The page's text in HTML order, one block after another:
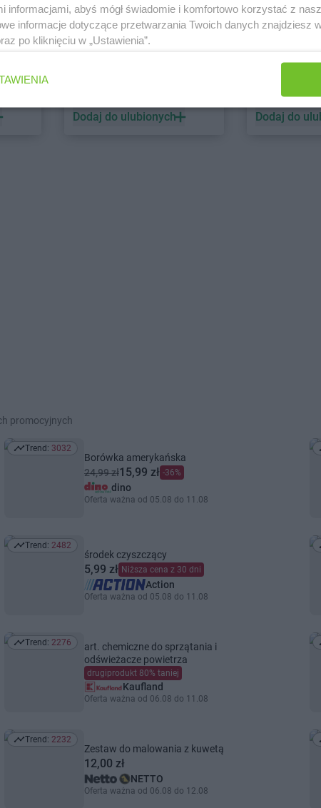
Dodaj do ulubionych
7 gazetek
Dodaj do
promocyjnych
Trend: 3032
Trend: 3032
Borówka amerykańska
24,99 zł15,99 zł -36%
dino
Oferta ważna od 05.08 do 11.08
Trend: 2482
Trend: 2482
środek czyszczący
5,99 zł Niższa cena z 30 dni
Action
Oferta ważna od 05.08 do 11.08
Trend: 2276
Trend: 2276
art. chemiczne do sprzątania i
odświeżacze powietrza
drugiprodukt 80% taniej
Kaufland
Oferta ważna od 06.08 do 11.08
Trend: 2232
Trend: 2232
Zestaw do malowania z kuwetą
12,00 zł
NETTO
Oferta ważna od 06.08 do 12.08
informacjami, abyś mógł świadomie i komfortowo korzystać z
informacje dotyczące przetwarzania Twoich danych znajdziesz
po kliknięciu w „Ustawienia”.